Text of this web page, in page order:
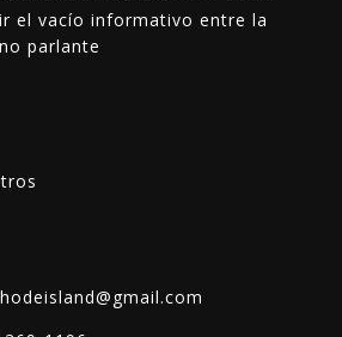
el vacío informativo entre la
parlante